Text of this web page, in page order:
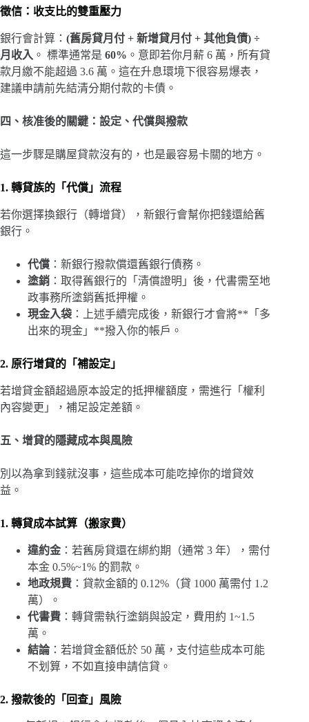
徵信：收支比的雙重壓力
銀行會計算： (舊房貸月付 + 新增貸月付 + 其他負債) ÷
月收入 。 標準通常是 60% 。意即若你月薪 6 萬，所有貸
款月繳不能超過 3.6 萬。這在升息環境下很容易爆表，
建議申請前先結清分期付款的卡債。
四、核准後的關鍵：設定、代償與撥款
這一步驟是購屋貸款沒有的，也是最容易卡關的地方。
1. 轉貸族的「代償」流程
若你選擇換銀行（轉增貸），新銀行會幫你把錢還給舊
銀行。
代償 ：新銀行撥款償還舊銀行債務。
塗銷 ：取得舊銀行的「清償證明」後，代書需至地
政事務所塗銷舊抵押權。
現金入袋 ：上述手續完成後，新銀行才會將**「多
出來的現金」**撥入你的帳戶。
2. 原行增貸的「補設定」
若增貸金額超過原本設定的抵押權額度，需進行「權利
內容變更」，補足設定差額。
五、增貸的隱藏成本與風險
別以為拿到錢就沒事，這些成本可能吃掉你的增貸效
益。
1. 轉貸成本試算（搬家費）
違約金 ：若舊房貸還在綁約期（通常 3 年），需付
本金 0.5%~1% 的罰款。
地政規費 ：貸款金額的 0.12%（貸 1000 萬需付 1.2
萬）。
代書費 ：轉貸需執行塗銷與設定，費用約 1~1.5
萬。
結論：若增貸金額低於 50 萬，支付這些成本可能
不划算，不如直接申請信貸。
2. 撥款後的「回查」風險